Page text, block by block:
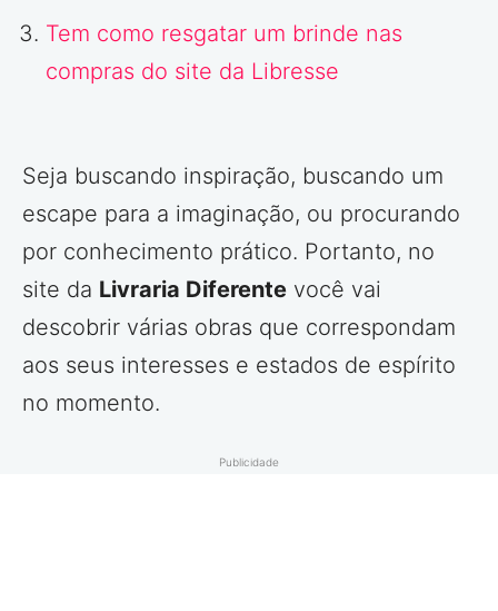
Tem como resgatar um brinde nas
compras do site da Libresse
Seja buscando inspiração, buscando um
escape para a imaginação, ou procurando
por conhecimento prático. Portanto, no
site da Livraria Diferente você vai
descobrir várias obras que correspondam
aos seus interesses e estados de espírito
no momento.
Publicidade